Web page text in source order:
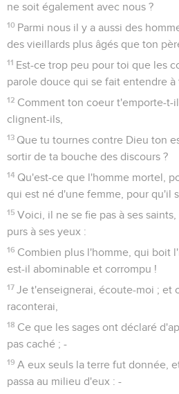
ne soit également avec nous ?
10 Parmi nous il y a aussi des
des vieillards plus âgés que ton
11 Est-ce trop peu pour toi que les
parole douce qui se fait entendre à
12 Comment ton coeur t'emporte-t-
clignent-ils,
13 Que tu tournes contre Dieu ton
sortir de ta bouche des discours ?
14 Qu'est-ce que l'homme mortel,
qui est né d'une femme, pour qu'il
15 Voici, il ne se fie pas à ses
purs à ses yeux :
16 Combien plus l'homme, qui boit
est-il abominable et corrompu !
17 Je t'enseignerai, écoute-moi ; et
raconterai,
18 Ce que les sages ont déclaré
pas caché ; -
19 A eux seuls la terre fut donnée,
passa au milieu d'eux : -